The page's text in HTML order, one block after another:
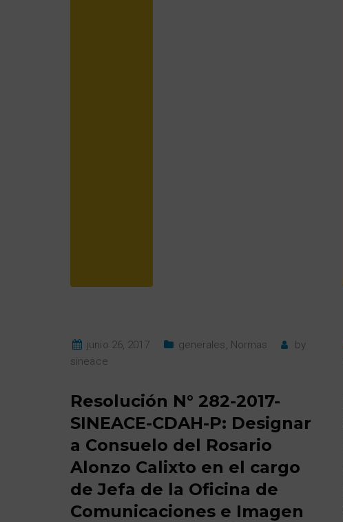
junio 26, 2017 generales, Normas
by
sineace
Resolución N° 282-2017-
SINEACE-CDAH-P: Designar
a Consuelo del Rosario
Alonzo Calixto en el cargo
de Jefa de la Oficina de
Comunicaciones e Imagen